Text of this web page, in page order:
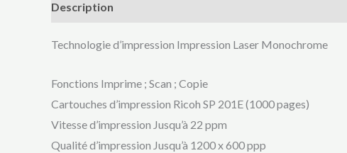
Description
Technologie d’impression Impression Laser Monochrome
Fonctions Imprime ; Scan ; Copie
Cartouches d’impression Ricoh SP 201E (1000 pages)
Vitesse d’impression Jusqu’à 22 ppm
Qualité d’impression Jusqu’à 1200 x 600 ppp